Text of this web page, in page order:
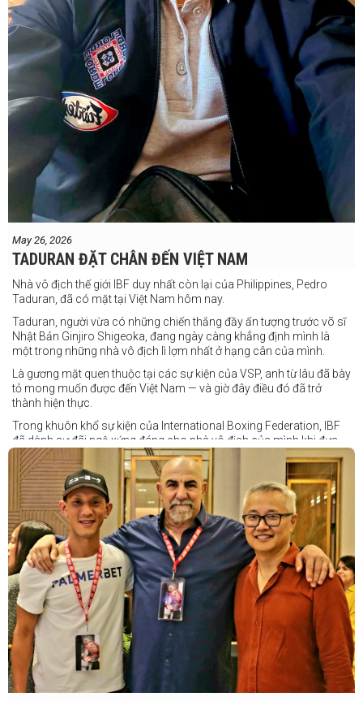
May 26, 2026
TADURAN ĐẶT CHÂN ĐẾN VIỆT NAM
Nhà vô địch thế giới IBF duy nhất còn lại của Philippines, Pedro
Taduran, đã có mặt tại Việt Nam hôm nay.
Taduran, người vừa có những chiến thắng đầy ấn tượng trước võ sĩ
Nhật Bản Ginjiro Shigeoka, đang ngày càng khẳng định mình là
một trong những nhà vô địch lì lợm nhất ở hạng cân của mình.
Là gương mặt quen thuộc tại các sự kiện của VSP, anh từ lâu đã bày
tỏ mong muốn được đến Việt Nam — và giờ đây điều đó đã trở
thành hiện thực.
Trong khuôn khổ sự kiện của International Boxing Federation, IBF
đã dành sự đãi ngộ xứng đáng cho nhà vô địch của mình khi đưa
Taduran đến Việt Nam bằng vé hạng thương gia.
Một chuyến đi hoàn toàn xứng đáng cho một “chiến binh đường xa”
thực thụ